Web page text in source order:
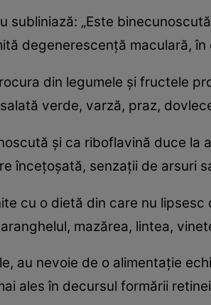
subliniază: „Este
degenerescenţă maculară,
din legumele şi fructele
verde, varză, praz,
şi ca riboflavină duce la
înceţoşată, senzaţii de arsuri
cu o dietă din care nu
mazărea, lintea,
au nevoie de o alimentaţie
ales în decursul formării